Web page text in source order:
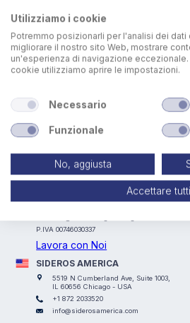
l’incendio e fa attivare una valvola
del filtro di una scarica di CO2 fino
dell'incendio.
I sistemi antincendio sono possono
SIDEROS ENGINEERING
Via I° Maggio, 69, I Casoni, 29027
P.IVA 00746030337
Lavora con Noi
SIDEROS AMERICA
5519 N Cumberland Ave, Suite 1003,
IL 60656 Chicago - USA
+1 872 2033520
info@siderosamerica.com
Utilizziamo i cookie
Potremmo posizionarli per l'analisi dei
migliorare il nostro sito Web, mostrare
un'esperienza di navigazione
cookie utilizziamo aprire le impostazioni.
Necessario
Funzionale
No, aggiusta
Accettare tutti